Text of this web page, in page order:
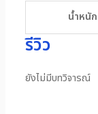
น้ำหนัก
รีวิว
ยังไม่มีบทวิจารณ์